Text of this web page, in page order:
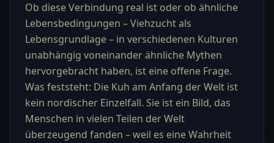
Ob diese Verbindung real ist oder ob ähnliche
Lebensbedingungen – Viehzucht als
Lebensgrundlage – in verschiedenen Kulturen
unabhängig voneinander ähnliche Mythen
hervorgebracht haben, ist eine offene Frage.
Was feststeht: Die Kuh am Anfang der Welt ist
kein nordischer Einzelfall. Sie ist ein Bild, das
Menschen in vielen Teilen der Welt
überzeugend fanden – weil es eine Wahrheit